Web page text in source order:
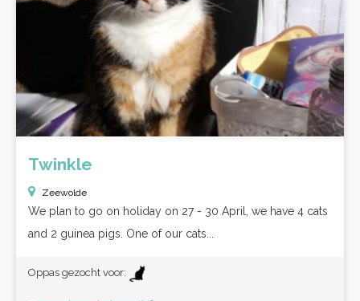
Twinkle
Zeewolde
We plan to go on holiday on 27 - 30 April, we have 4 cats
and 2 guinea pigs. One of our cats...
Oppas gezocht voor: